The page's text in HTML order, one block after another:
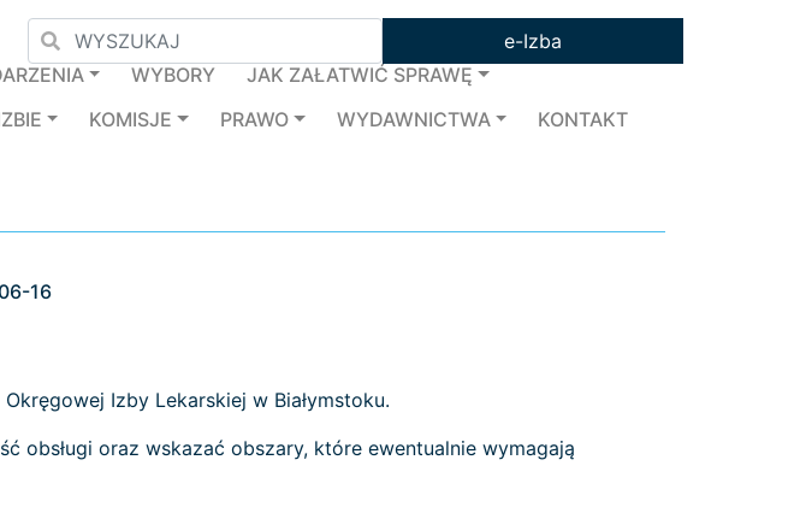
e-Izba
WYBORY
JAK ZAŁATWIĆ SPRAWĘ
KOMISJE PRAWO WYDAWNICTWA KONTAKT
16
Izby Lekarskiej w Białymstoku.
obsługi oraz wskazać obszary, które ewentualnie wymagają